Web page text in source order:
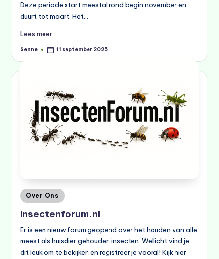
Deze periode start meestal rond begin november en
duurt tot maart. Het…
Lees meer
Geplaatst
Senne 11 september 2025
Geplaatst
in
Over Ons
Insectenforum.nl
Er is een nieuw forum geopend over het houden van alle
meest als huisdier gehouden insecten. Wellicht vind je
dit leuk om te bekijken en registreer je vooral! Kijk hier